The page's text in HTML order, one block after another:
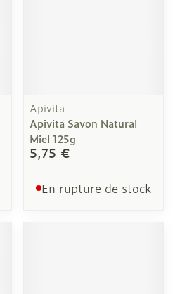
Apivita
Apivita Savon Natural
Miel 125g
5,75 €
En rupture de stock